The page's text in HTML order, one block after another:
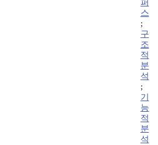
퍼
스
;
구
조
적
분
석
;
기
능
적
분
석